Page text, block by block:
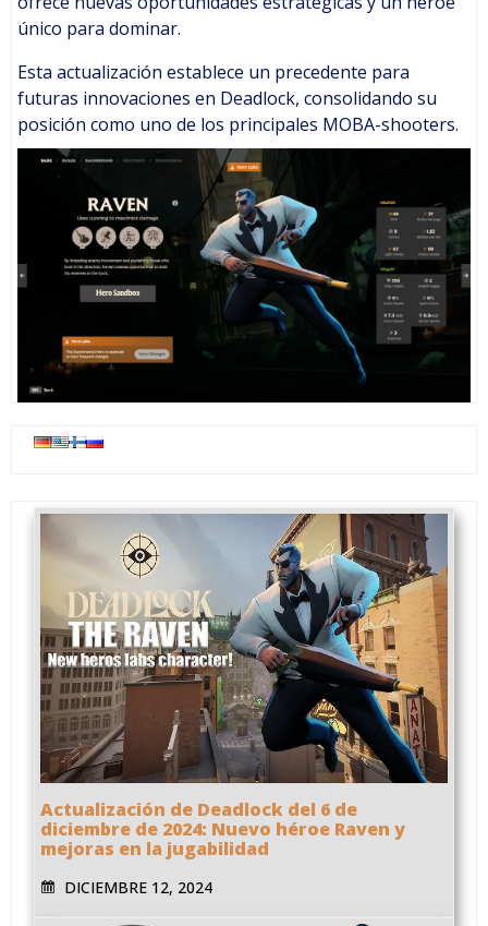
único para dominar.
Esta actualización establece un precedente para
futuras innovaciones en Deadlock, consolidando su
posición como uno de los principales MOBA-shooters.
Actualización de Deadlock del 6 de
diciembre de 2024: Nuevo héroe Raven y
mejoras en la jugabilidad
DICIEMBRE 12, 2024